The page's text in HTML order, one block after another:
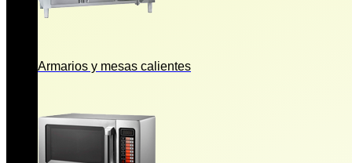
Armarios y mesas calientes